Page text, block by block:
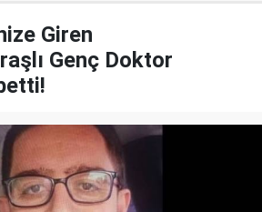
Giren
Genç Doktor